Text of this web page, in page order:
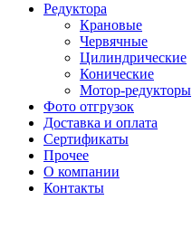
Редуктора
Крановые
Червячные
Цилиндрические
Конические
Мотор-редукторы
Фото отгрузок
Доставка и оплата
Сертификаты
Прочее
О компании
Контакты